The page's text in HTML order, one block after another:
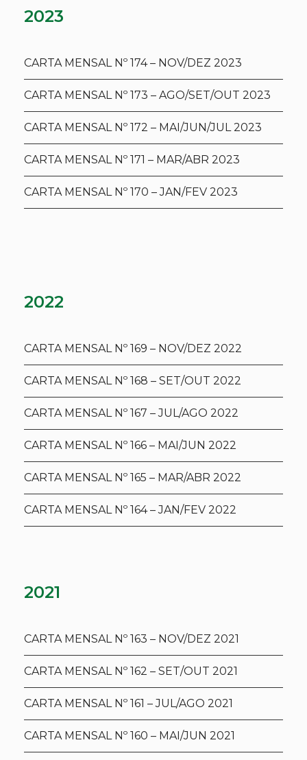
2023
CARTA MENSAL Nº 174 – NOV/DEZ 2023
CARTA MENSAL Nº 173 – AGO/SET/OUT 2023
CARTA MENSAL Nº 172 – MAI/JUN/JUL 2023
CARTA MENSAL Nº 171 – MAR/ABR 2023
CARTA MENSAL Nº 170 – JAN/FEV 2023
2022
CARTA MENSAL Nº 169 – NOV/DEZ 2022
CARTA MENSAL Nº 168 – SET/OUT 2022
CARTA MENSAL Nº 167 – JUL/AGO 2022
CARTA MENSAL Nº 166 – MAI/JUN 2022
CARTA MENSAL Nº 165 – MAR/ABR 2022
CARTA MENSAL Nº 164 – JAN/FEV 2022
2021
CARTA MENSAL Nº 163 – NOV/DEZ 2021
CARTA MENSAL Nº 162 – SET/OUT 2021
CARTA MENSAL Nº 161 – JUL/AGO 2021
CARTA MENSAL Nº 160 – MAI/JUN 2021